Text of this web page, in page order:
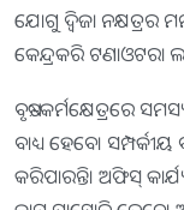
ଯୋଗୁ ଦ୍ୱିଜା ନକ୍ଷତ୍ରର
କେନ୍ଦ୍ରକରି ଟଣାଓଟରା
ବୃଷ:-କର୍ମକ୍ଷେତ୍ରରେ
ବାଧ୍ୟ ହେବେ।
କରିପାରନ୍ତି। ଅଫିସ୍‌